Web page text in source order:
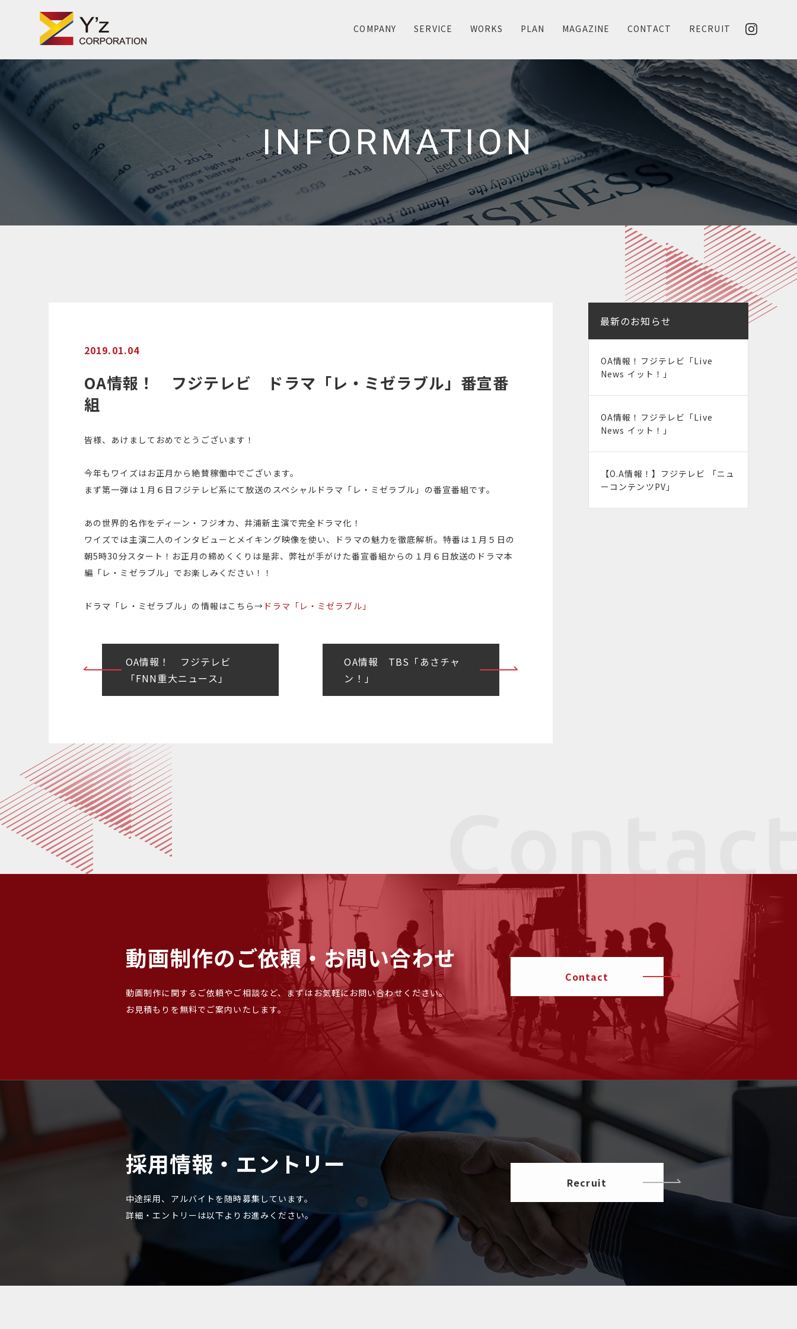
Skip
content
TV番組・企業PR動画・Web動画制作の株式会社ワイズ
COMPANY SERVICE WORKS PLAN MAGAZINE CONTACT RECRUIT
INFORMATION
2019.01.04
OA情報！ フジテレビ ドラマ「レ・ミゼラブル」番宣番
組
皆様、あけましておめでとうございます！
今年もワイズはお正月から絶賛稼働中でございます。
まず第一弾は１月６日フジテレビ系にて放送のスペシャルドラマ「レ・ミゼラブル」の番宣番組です。
あの世界的名作をディーン・フジオカ、井浦新主演で完全ドラマ化！
ワイズでは主演二人のインタビューとメイキング映像を使い、ドラマの魅力を徹底解析。特番は１月５日の
朝5時30分スタート！お正月の締めくくりは是非、弊社が手がけた番宣番組からの１月６日放送のドラマ本
編「レ・ミゼラブル」でお楽しみください！！
ドラマ「レ・ミゼラブル」の情報はこちら→ ドラマ「レ・ミゼラブル」
ゲ
ー
シ
ョ
ン
OA情報！ フジテレビ
「FNN重大ニュース」
OA情報 TBS「あさチャ
ン！」
最新のお知らせ
OA情報！フジテレビ「Live
News イット！」
OA情報！フジテレビ「Live
News イット！」
【O.A情報！】フジテレビ 「ニュ
ーコンテンツPV」
動画制作のご依頼・お問い合わせ
動画制作に関するご依頼やご相談など、まずはお気軽にお問い合わせください。
お見積もりを無料でご案内いたします。
Contact
採用情報・エントリー
中途採用、アルバイトを随時募集しています。
詳細・エントリーは以下よりお進みください。
Recruit